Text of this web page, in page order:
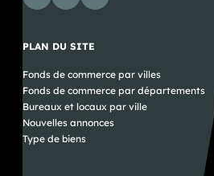
PLAN DU SITE
Fonds de commerce par villes
Fonds de commerce par départements
Bureaux et locaux par ville
Nouvelles annonces
Type de biens